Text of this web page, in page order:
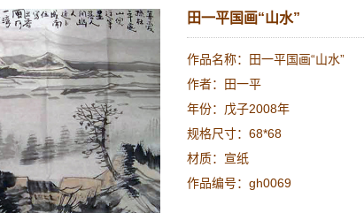
田一平国画“山水”
作品名称：田一平国画“山水”
作者：田一平
年份：戊子2008年
规格尺寸：68*68
材质：宣纸
作品编号：gh0069